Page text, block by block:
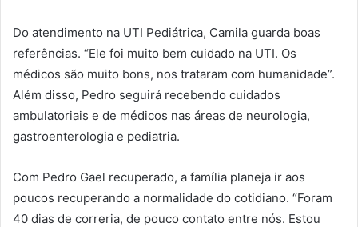
Do atendimento na UTI Pediátrica, Camila guarda boas
referências. “Ele foi muito bem cuidado na UTI. Os
médicos são muito bons, nos trataram com humanidade”.
Além disso, Pedro seguirá recebendo cuidados
ambulatoriais e de médicos nas áreas de neurologia,
gastroenterologia e pediatria.
Com Pedro Gael recuperado, a família planeja ir aos
poucos recuperando a normalidade do cotidiano. “Foram
40 dias de correria, de pouco contato entre nós. Estou